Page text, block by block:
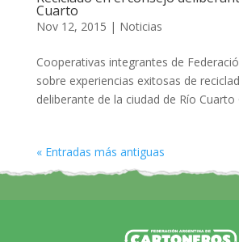
Cuarto
Nov 12, 2015 | Noticias
Cooperativas integrantes de
sobre experiencias exitosas de
deliberante de la ciudad de Río Cuarto
« Entradas más antiguas